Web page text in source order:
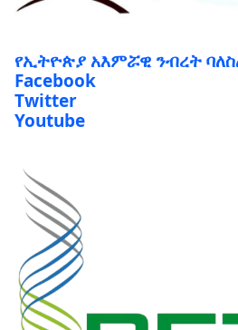
Facebook
Twitter
Youtube